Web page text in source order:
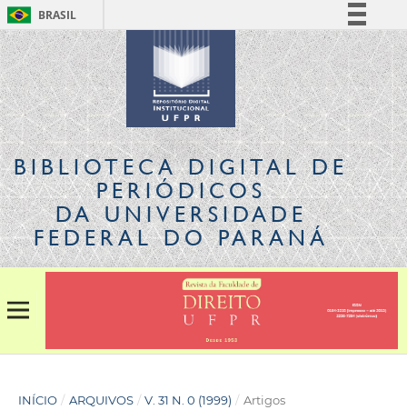
BRASIL
Simplifique!
Comunica BR
Participe
Acesso à informação
Legislação
Canais
BIBLIOTECA DIGITALDE
PERIÓDICOS
DA UNIVERSIDADE
FEDERAL DO PARANÁ
INÍCIO / ARQUIVOS / V. 31 N. 0 (1999) / Artigos